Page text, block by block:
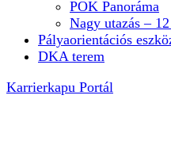
POK Panoráma
Nagy utazás –
Pályaorientációs
DKA terem
Karrierkapu Portál